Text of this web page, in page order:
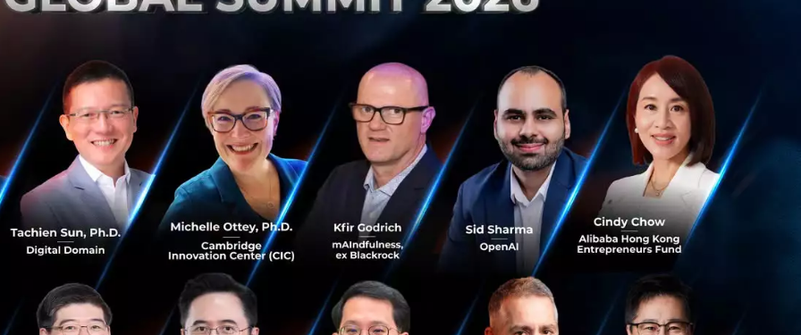
ด็กจบใหม่ คนตกงาน หรือพนักงานบริษัทที่ได้รับผลกระทบจากวิกฤติโควิด 19 ได้
รี จากกูรู และผู้เชี่ยวชาญมากประสบการณ์ เพื่อช่วยเหลือสังคมในวงกว้าง โดย
ะทบจากพิษโควิด 19 จากสถิติที่มีมากถึง 6 ล้านคน และเชิญชวนทุกท่านติดตาม
มมือในครั้งนี้ จะมีเซอร์ไพรส์ นำเอาวัตถุดิบอาหารซิกเนเจอร์ของบาร์บีคิวพลาซ่า
รี่ โดยใช้วัตถุดิบ และเชฟมากฝีมือของเคซีจี รับรองอร่อยประทับใจแน่นอน”